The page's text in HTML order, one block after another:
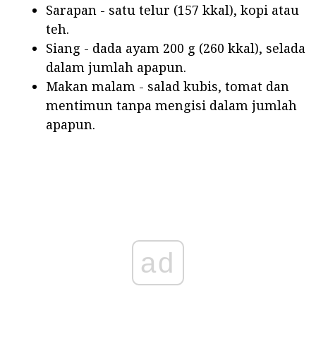
Sarapan - satu telur (157 kkal), kopi atau
teh.
Siang - dada ayam 200 g (260 kkal), selada
dalam jumlah apapun.
Makan malam - salad kubis, tomat dan
mentimun tanpa mengisi dalam jumlah
apapun.
ad